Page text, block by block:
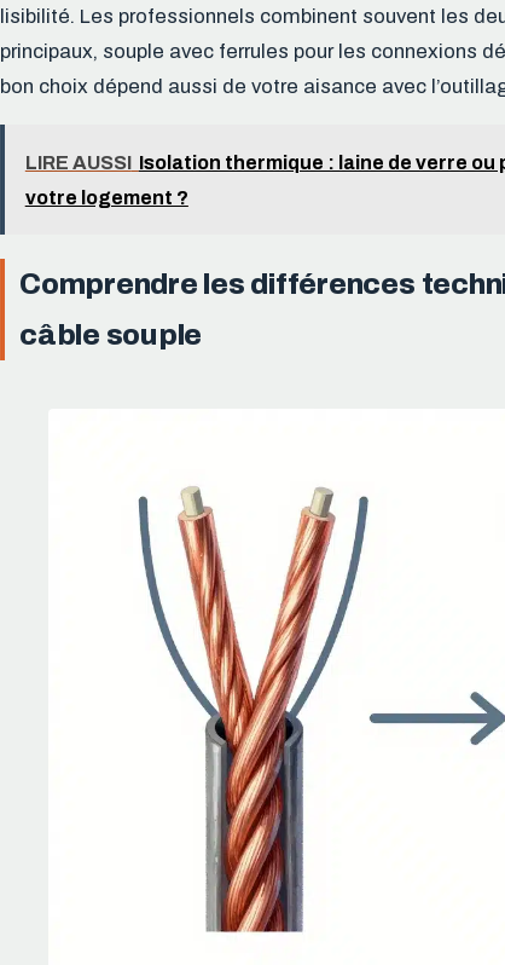
lisibilité. Les professionnels combinent souvent les
principaux, souple avec ferrules pour les connexions
bon choix dépend aussi de votre aisance avec
LIRE AUSSI Isolation thermique : laine de verre
votre logement ?
Comprendre les différences
câble souple